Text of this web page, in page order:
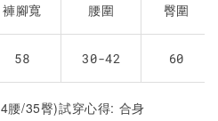
褲腳寬 腰圍 臀圍
58 30-42 60
/35臀)試穿心得: 合身